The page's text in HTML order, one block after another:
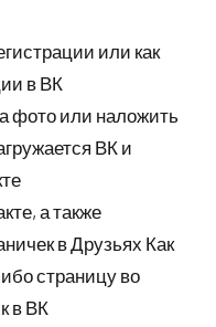
или как
в ВК
фото или наложить
ВК и
а также
в Друзьях Как
страницу во
в ВК